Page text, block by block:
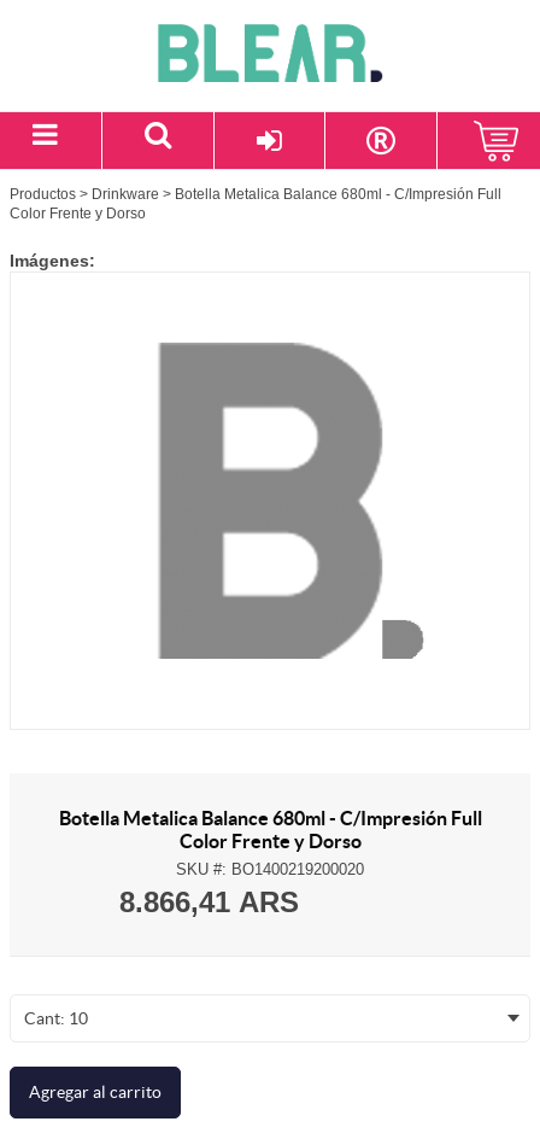
Productos > Drinkware > Botella Metalica Balance 680ml - C/Impresión Full
Color Frente y Dorso
Imágenes:
Botella Metalica Balance 680ml - C/Impresión Full
Color Frente y Dorso
SKU #: BO1400219200020
8.866,41 ARS
Cant: 10
Agregar al carrito